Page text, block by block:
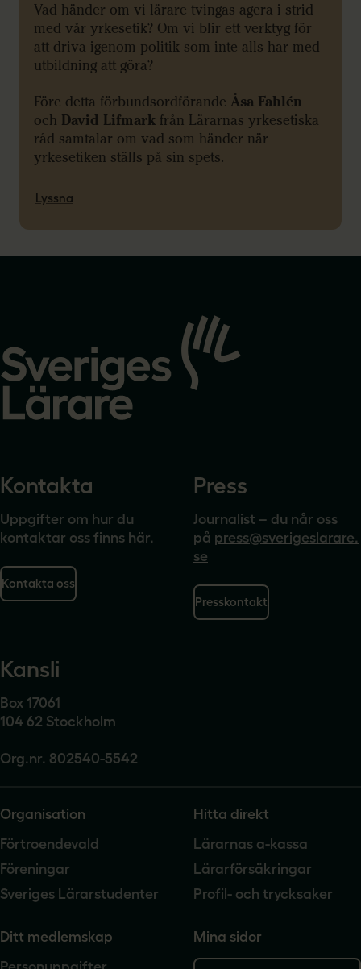
Vad händer om vi lärare tvingas agera i strid
med vår yrkesetik? Om vi blir ett verktyg för
att driva igenom politik som inte alls har med
utbildning att göra?
Före detta förbundsordförande Åsa Fahlén
och David Lifmark från Lärarnas yrkesetiska
råd samtalar om vad som händer när
yrkesetiken ställs på sin spets.
Lyssna
startsidan
Kontakta
Uppgifter om hur du
kontaktar oss finns här.
Kontakta oss
Press
Journalist – du når oss
på press@sverigeslarare.
se
Presskontakt
Kansli
Box 17061
104 62 Stockholm
Org.nr. 802540-5542
Organisation
Förtroendevald
Föreningar
Sveriges Lärarstudenter
Hitta direkt
Lärarnas a-kassa
Lärarförsäkringar
Profil- och trycksaker
Ditt medlemskap
Mina sidor